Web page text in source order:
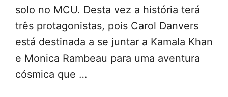
solo no MCU. Desta vez a história terá
três protagonistas, pois Carol Danvers
está destinada a se juntar a Kamala Khan
e Monica Rambeau para uma aventura
cósmica que …